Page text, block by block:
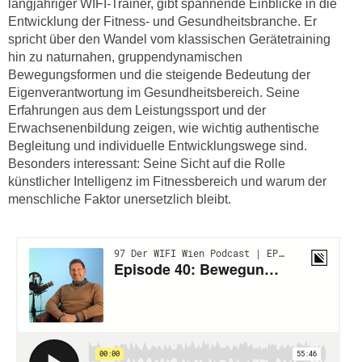
langjähriger WIFI-Trainer, gibt spannende Einblicke in die
Entwicklung der Fitness- und Gesundheitsbranche. Er
spricht über den Wandel vom klassischen Gerätetraining
hin zu naturnahen, gruppendynamischen
Bewegungsformen und die steigende Bedeutung der
Eigenverantwortung im Gesundheitsbereich. Seine
Erfahrungen aus dem Leistungssport und der
Erwachsenenbildung zeigen, wie wichtig authentische
Begleitung und individuelle Entwicklungswege sind.
Besonders interessant: Seine Sicht auf die Rolle
künstlicher Intelligenz im Fitnessbereich und warum der
menschliche Faktor unersetzlich bleibt.
i
n
e
n
z
u
d
e
n
C
e
r
i
k
a
n
i
s
c
h
e